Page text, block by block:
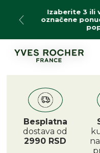
sadržaj
Izaberite 3 ili
označene
Besplatna
dostava od
2990 RSD